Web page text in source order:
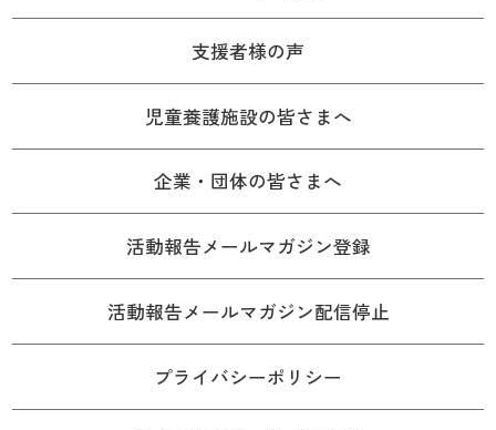
支援者様の声
児童養護施設の皆さまへ
企業・団体の皆さまへ
活動報告メールマガジン登録
活動報告メールマガジン配信停止
プライバシーポリシー